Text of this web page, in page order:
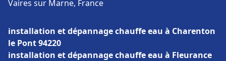
Vaires sur Marne, France
installation et dépannage chauffe eau à Charenton
le Pont 94220
installation et dépannage chauffe eau à Fleurance